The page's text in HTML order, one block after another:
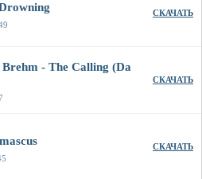
СКАЧАТЬ
- The Calling (Da
СКАЧАТЬ
СКАЧАТЬ